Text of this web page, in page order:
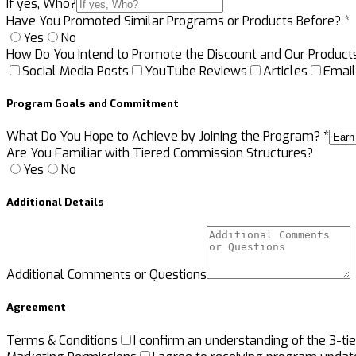
Have You Promoted Similar Programs or Products Before? *
Yes
No
How Do You Intend to Promote the Discount and Our
Social Media Posts
YouTube Reviews Articles
Program Goals and Commitment
What Do You Hope to Achieve by Joining the Program? *
Are You Familiar with Tiered Commission Structures?
Yes
No
Additional Details
Additional Comments or Questions
Agreement
Terms & Conditions
I confirm an understanding of the 3-